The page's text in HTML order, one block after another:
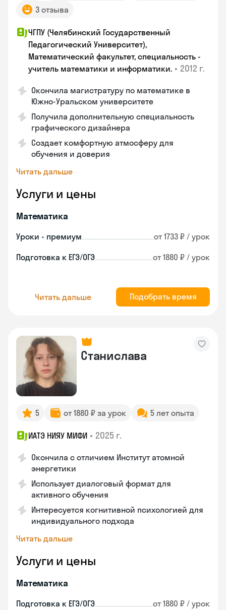
3 отзыва
ЧГПУ (Челябинский Государственный
Педагогический Университет),
Математический факультет, специальность -
учитель математики и информатики. • 2012 г.
Окончила магистратуру по математике в
Южно-Уральском университете
Получила дополнительную специальность
графического дизайнера
Создает комфортную атмосферу для
обучения и доверия
Читать дальше
Услуги и цены
Математика
Уроки - премиум от 1733 ₽ / урок
Подготовка к ЕГЭ/ОГЭ от 1880 ₽ / урок
Читать дальше Подобрать время
Станислава
5 от 1880 ₽ за урок 5 лет опыта
ИАТЭ НИЯУ МИФИ • 2025 г.
Окончила с отличием Институт атомной
энергетики
Использует диалоговый формат для
активного обучения
Интересуется когнитивной психологией для
индивидуального подхода
Читать дальше
Услуги и цены
Математика
Подготовка к ЕГЭ/ОГЭ от 1880 ₽ / урок